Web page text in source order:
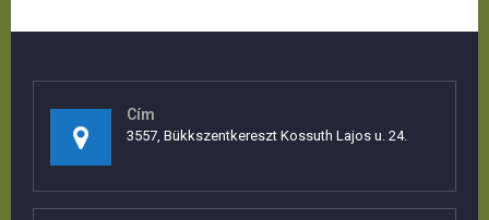
Cím
3557, Bükkszentkereszt Kossuth Lajos u. 24.